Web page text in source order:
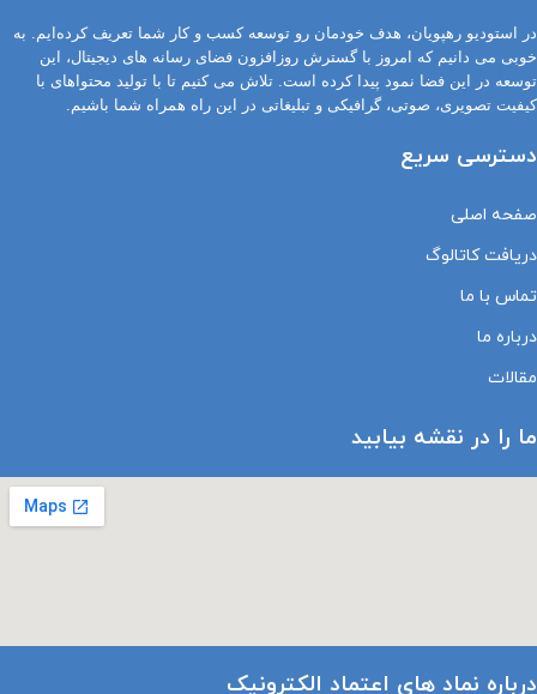
در استودیو رهپویان، هدف خودمان رو توسعه کسب و کار شما تعریف کرده‌ایم. به
خوبی می دانیم که امروز با گسترش روزافزون فضای رسانه های دیجیتال، این
توسعه در این فضا نمود پیدا کرده است. تلاش می کنیم تا با تولید محتواهای با
کیفیت تصویری، صوتی، گرافیکی و تبلیغاتی در این راه همراه شما باشیم.
دسترسی سریع
صفحه اصلی
دریافت کاتالوگ
تماس با ما
درباره ما
مقالات
ما را در نقشه بیابید
درباره نماد های اعتماد الکترونیک